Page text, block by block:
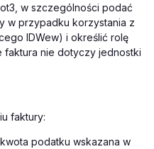
w szczególności podać
w przypadku korzystania z
IDWew) i określić rolę
faktura nie dotyczy jednostki
faktury:
podatku wskazana w